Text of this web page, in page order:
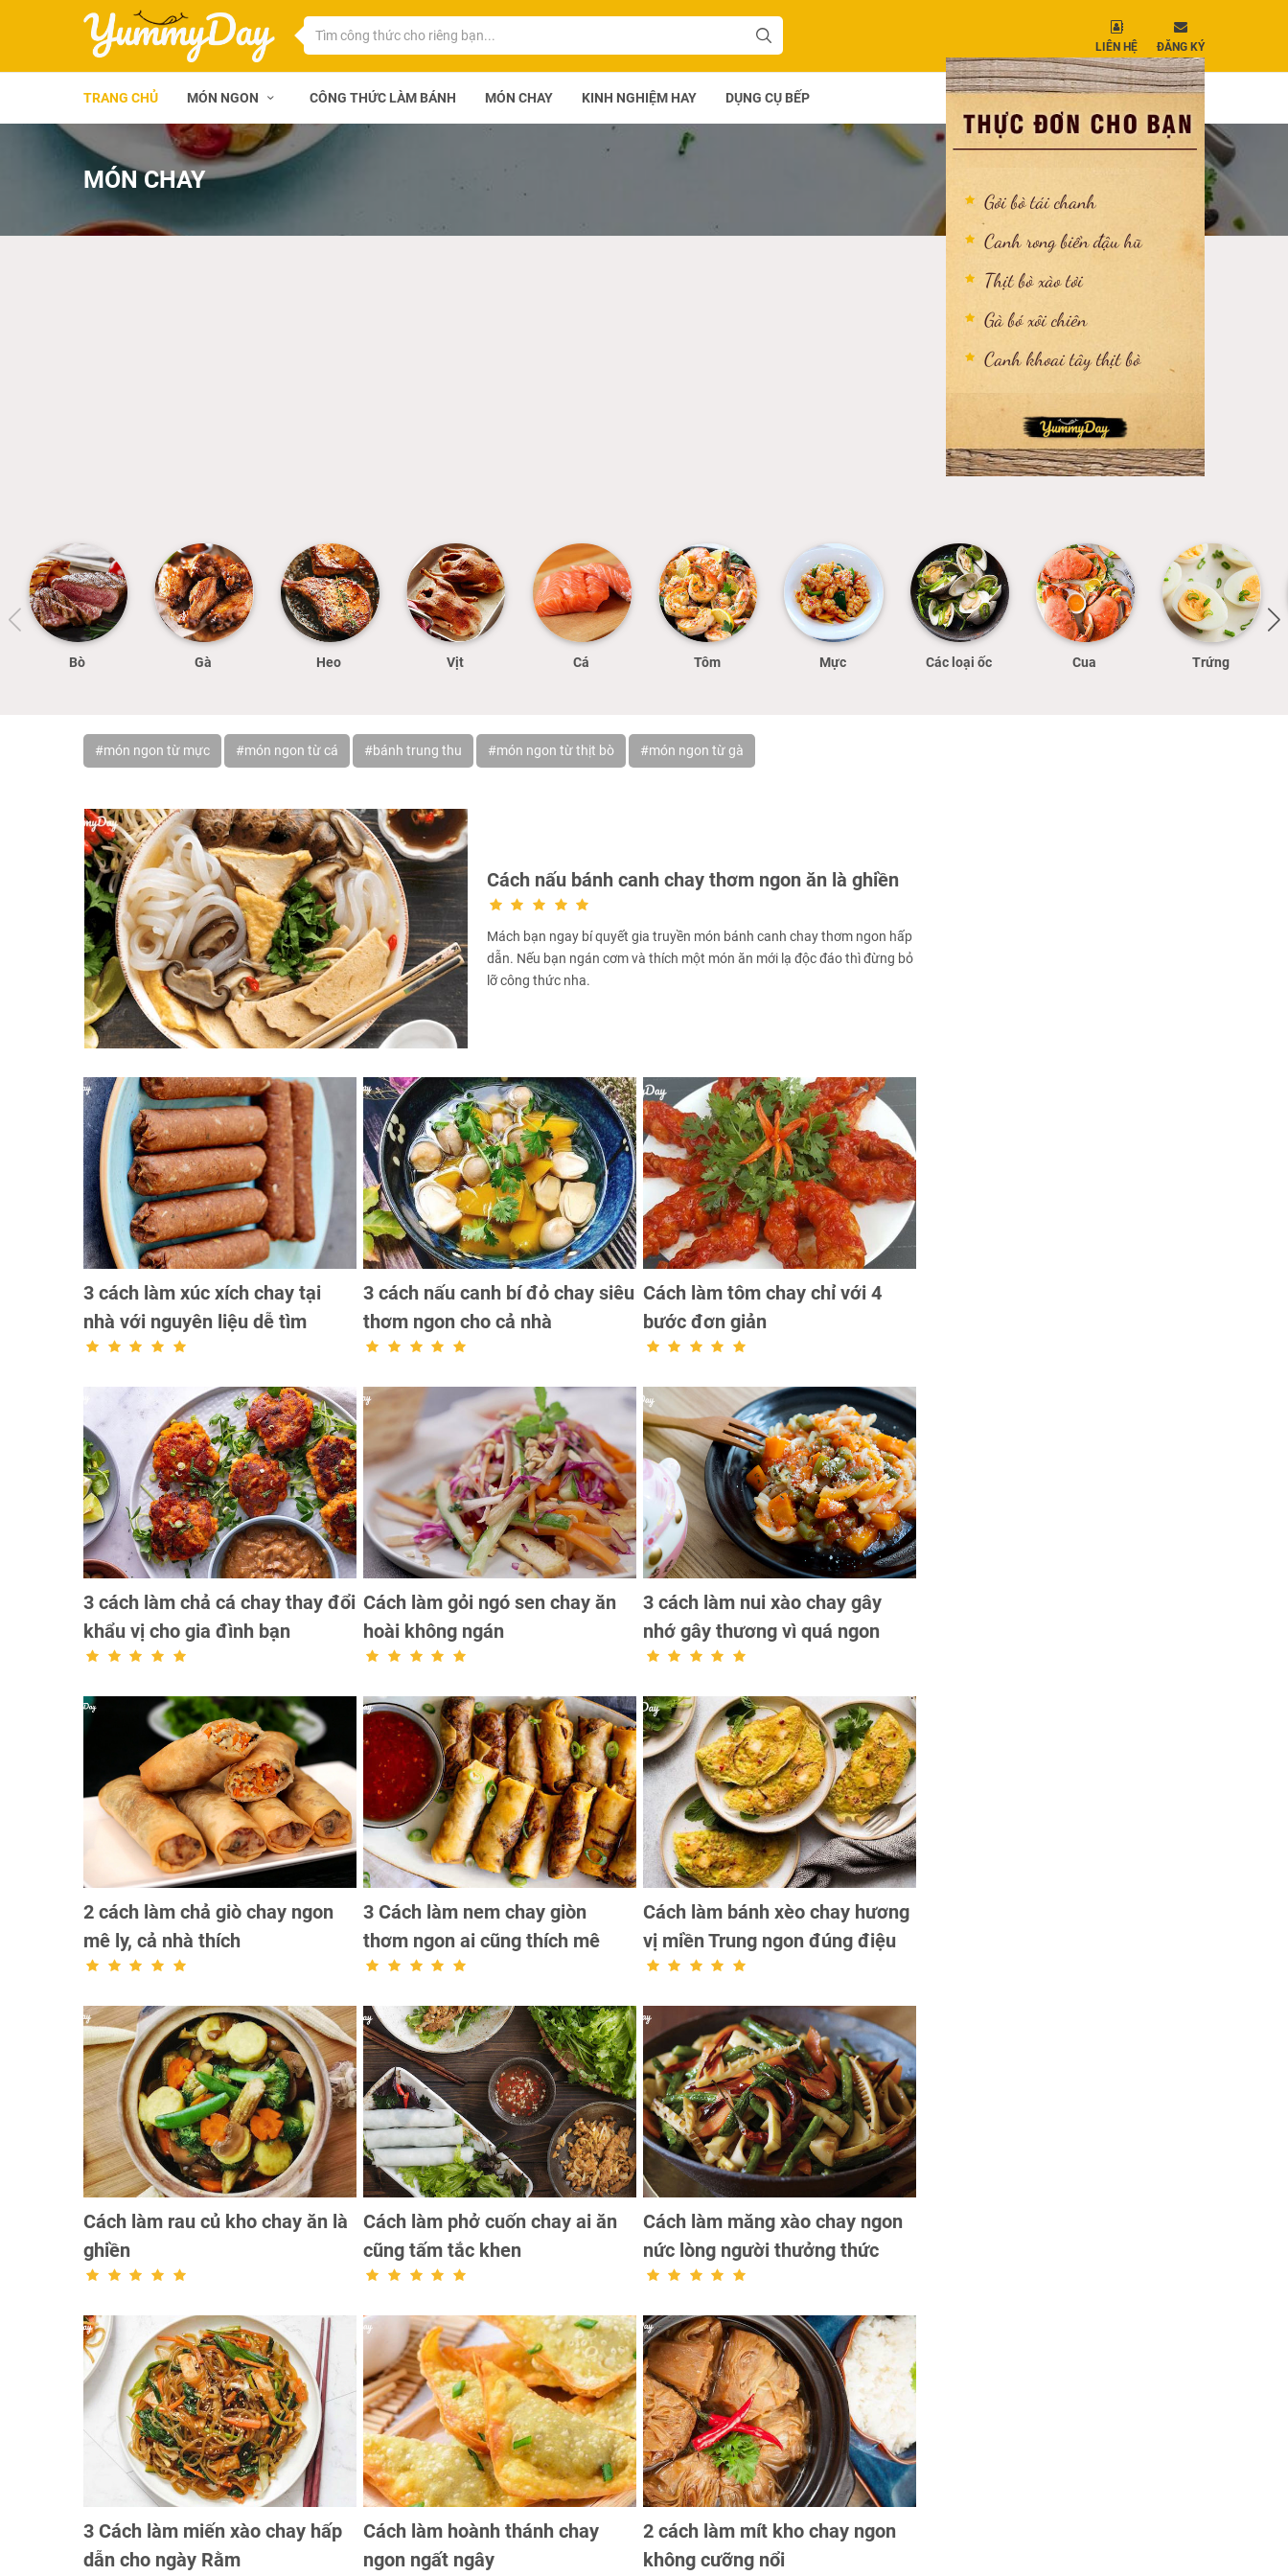
LIÊN HỆ ĐĂNG KÝ
TRANG CHỦ MÓN NGON CÔNG THỨC LÀM BÁNH MÓN CHAY KINH NGHIỆM HAY DỤNG CỤ BẾP
MÓN CHAY
Bò Gà Heo Vịt Cá Tôm Mực Các loại ốc Cua Trứng
#món ngon từ mực #món ngon từ cá #bánh trung thu #món ngon từ thịt bò #món ngon từ gà
Cách nấu bánh canh chay thơm ngon ăn là ghiền
Mách bạn ngay bí quyết gia truyền món bánh canh chay thơm ngon hấp
dẫn. Nếu bạn ngán cơm và thích một món ăn mới lạ độc đáo thì đừng bỏ
lỡ công thức nha.
3 cách làm xúc xích chay tại
nhà với nguyên liệu dễ tìm
3 cách nấu canh bí đỏ chay siêu
thơm ngon cho cả nhà
Cách làm tôm chay chỉ với 4
bước đơn giản
3 cách làm chả cá chay thay đổi
khẩu vị cho gia đình bạn
Cách làm gỏi ngó sen chay ăn
hoài không ngán
3 cách làm nui xào chay gây
nhớ gây thương vì quá ngon
2 cách làm chả giò chay ngon
mê ly, cả nhà thích
3 Cách làm nem chay giòn
thơm ngon ai cũng thích mê
Cách làm bánh xèo chay hương
vị miền Trung ngon đúng điệu
Cách làm rau củ kho chay ăn là
ghiền
Cách làm phở cuốn chay ai ăn
cũng tấm tắc khen
Cách làm măng xào chay ngon
nức lòng người thưởng thức
3 Cách làm miến xào chay hấp
dẫn cho ngày Rằm
Cách làm hoành thánh chay
ngon ngất ngây
2 cách làm mít kho chay ngon
không cưỡng nổi
Gỏi bò tái chanh
Canh rong biển đậu hũ
Thịt bò xào tỏi
Gà bó xôi chiên
Canh khoai tây thịt bò